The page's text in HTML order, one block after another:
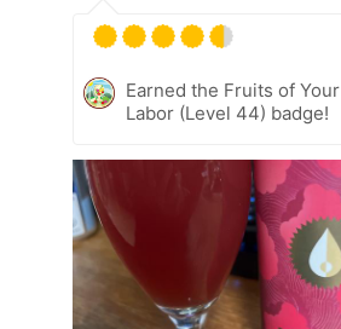
Earned the Fruits of Your
Labor (Level 44) badge!